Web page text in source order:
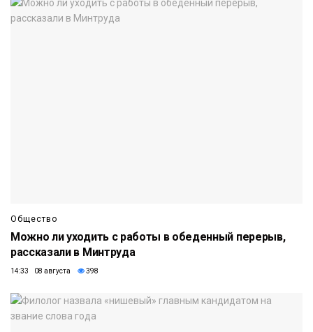
Общество
Можно ли уходить с работы в обеденный перерыв,
рассказали в Минтруда
14:33 08 августа 398